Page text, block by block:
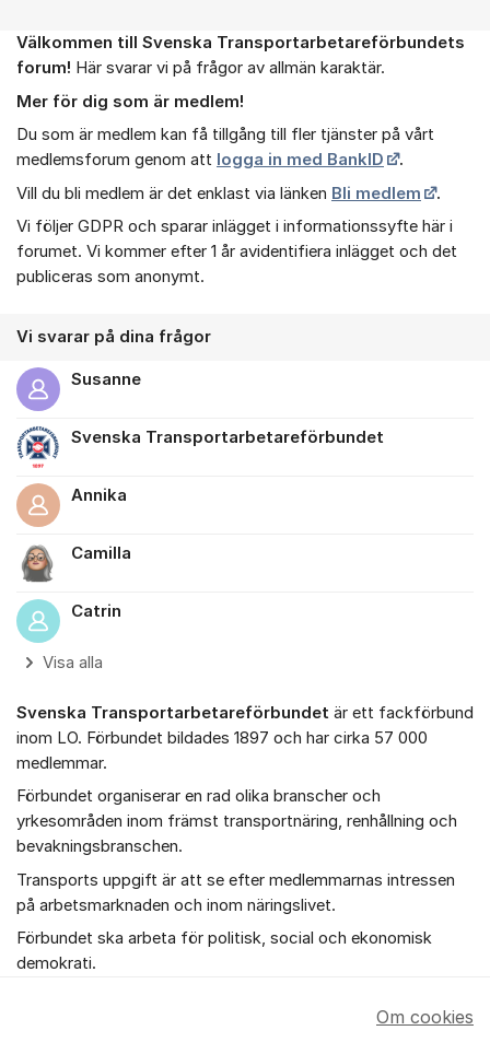
Om forumet
Välkommen till Svenska Transportarbetareförbundets
forum! Här svarar vi på frågor av allmän karaktär.
Mer för dig som är medlem!
Du som är medlem kan få tillgång till fler tjänster på vårt
medlemsforum genom att logga in med BankID
.
Vill du bli medlem är det enklast via länken Bli medlem
.
Vi följer GDPR och sparar inlägget i informationssyfte här i
forumet. Vi kommer efter 1 år avidentifiera inlägget och det
publiceras som anonymt.
Vi svarar på dina frågor
Susanne
Svenska Transportarbetareförbundet
Annika
Camilla
Catrin
Visa alla
Svenska Transportarbetareförbundet är ett fackförbund
inom LO. Förbundet bildades 1897 och har cirka 57 000
medlemmar.
Förbundet organiserar en rad olika branscher och
yrkesområden inom främst transportnäring, renhållning och
bevakningsbranschen.
Transports uppgift är att se efter medlemmarnas intressen
på arbetsmarknaden och inom näringslivet.
Förbundet ska arbeta för politisk, social och ekonomisk
demokrati.
Om cookies